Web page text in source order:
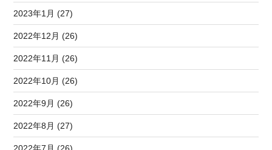
2023年1月 (27)
2022年12月 (26)
2022年11月 (26)
2022年10月 (26)
2022年9月 (26)
2022年8月 (27)
2022年7月 (26)